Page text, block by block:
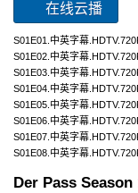
在线云播
S01E01.中英字幕
S01E02.中英字幕
S01E03.中英字幕
S01E04.中英字幕
S01E05.中英字幕
S01E06.中英字幕
S01E07.中英字幕
S01E08.中英字幕
Der Pass Season